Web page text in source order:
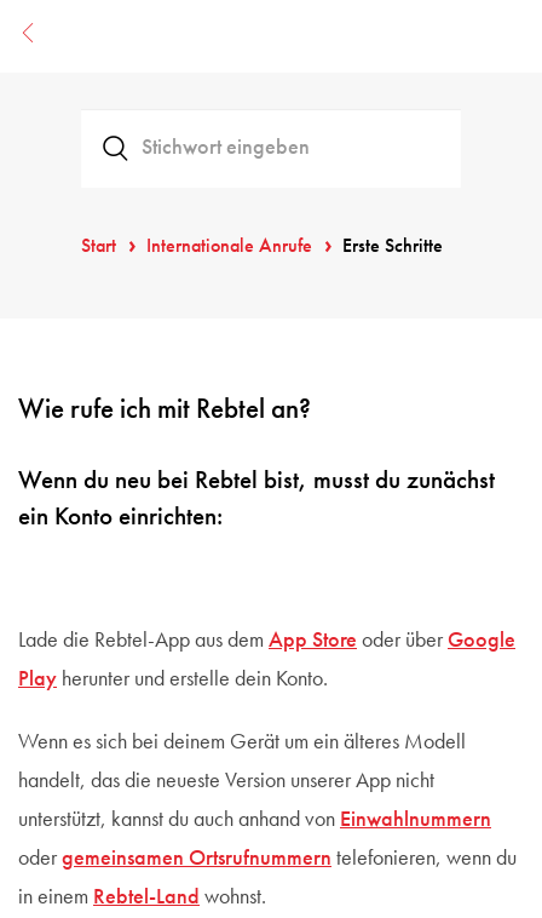
Start Internationale Anrufe Erste Schritte
Wie rufe ich mit Rebtel an?
Wenn du neu bei Rebtel bist, musst du zunächst
ein Konto einrichten:
Lade die Rebtel-App aus dem App Store oder über Google
Play herunter und erstelle dein Konto.
Wenn es sich bei deinem Gerät um ein älteres Modell
handelt, das die neueste Version unserer App nicht
unterstützt, kannst du auch anhand von Einwahlnummern
oder gemeinsamen Ortsrufnummern telefonieren, wenn du
in einem Rebtel-Land wohnst.